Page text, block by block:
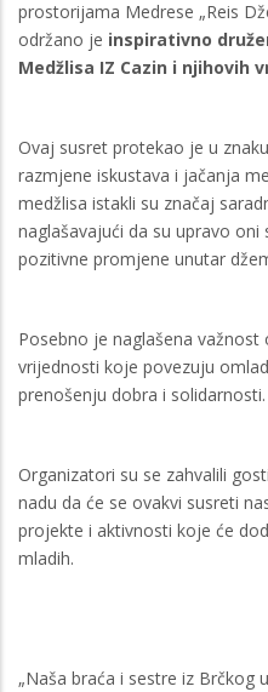
prostorijama Medrese „Reis
održano je inspirativno
Medžlisa IZ Cazin i njihovih
Ovaj susret protekao je u
razmjene iskustava i jačanja
medžlisa istakli su značaj
naglašavajući da su upravo
pozitivne promjene unutar
Posebno je naglašena važnost
vrijednosti koje povezuju
prenošenju dobra i solidarnosti.
Organizatori su se zahvalili
nadu da će se ovakvi susreti
projekte i aktivnosti koje će
mladih.
„Naša braća i sestre iz Brčkog